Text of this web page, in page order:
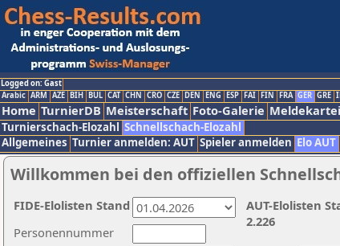
Logged on: Gast
Arabic ARM AZE BIH BUL CAT CHN CRO CZE DEN ENG ESP FAI FIN FRA GER GRE
Home TurnierDB Meisterschaft Foto-Galerie Meldekartei
Turnierschach-Elozahl Schnellschach-Elozahl
Allgemeines Turnier anmelden: AUT Spieler anmelden Elo AUT
Willkommen bei den offiziellen
Personennummer
AUT-Elolisten
2.226
FIDE-Elolisten Stand